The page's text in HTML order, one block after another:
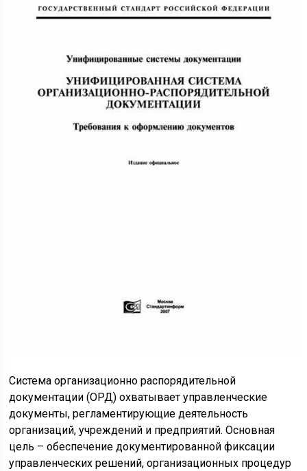
Система организационно распорядительной
документации (ОРД) охватывает управленческие
документы, регламентирующие деятельность
организаций, учреждений и предприятий. Основная
цель – обеспечение документированной фиксации
управленческих решений, организационных процедур